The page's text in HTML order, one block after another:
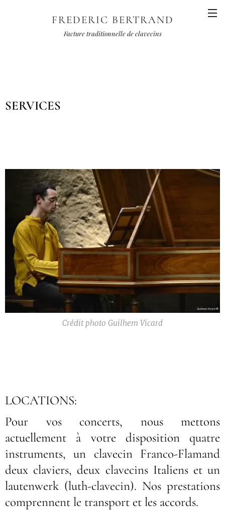
FREDERIC BERTRAND
Facture traditionnelle de clavecins
SERVICES
Crédit photo Guilhem Vicard
LOCATIONS:
Pour vos concerts, nous mettons
actuellement à votre disposition quatre
instruments, un clavecin Franco-Flamand
deux claviers, deux clavecins Italiens et un
lautenwerk (luth-clavecin). Nos prestations
comprennent le transport et les accords.